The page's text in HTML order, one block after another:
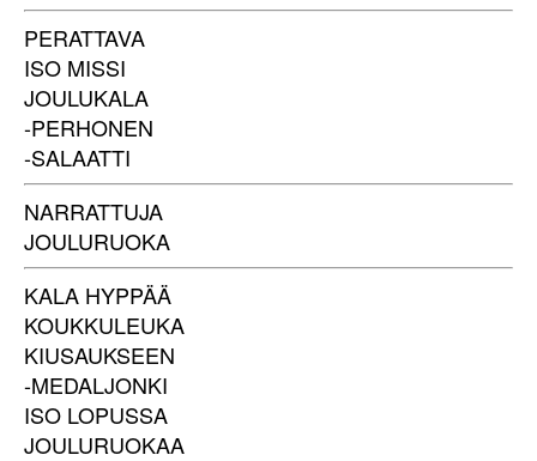
PERATTAVA
ISO MISSI
JOULUKALA
-PERHONEN
-SALAATTI
NARRATTUJA
JOULURUOKA
KALA HYPPÄÄ
KOUKKULEUKA
KIUSAUKSEEN
-MEDALJONKI
ISO LOPUSSA
JOULURUOKAA